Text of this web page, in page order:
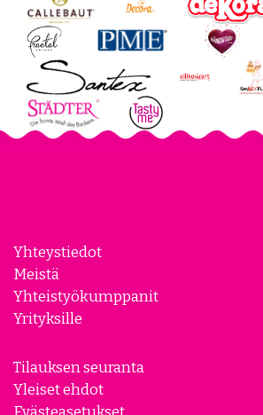
Yhteystiedot
Meistä
Yhteistyökumppanit
Yrityksille
Tilauksen seuranta
Yleiset ehdot
Evästeasetukset